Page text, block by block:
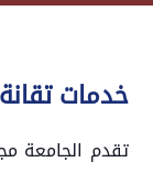
خدمات
تقدم الجامعة